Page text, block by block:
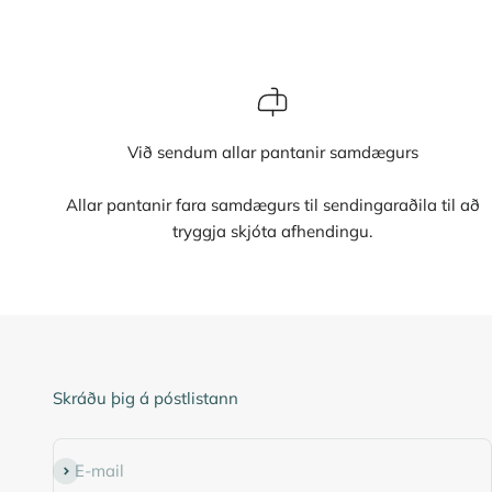
Við sendum allar pantanir samdægurs
Allar pantanir fara samdægurs til sendingaraðila til að
tryggja skjóta afhendingu.
Skráðu þig á póstlistann
E-mail
Subscribe